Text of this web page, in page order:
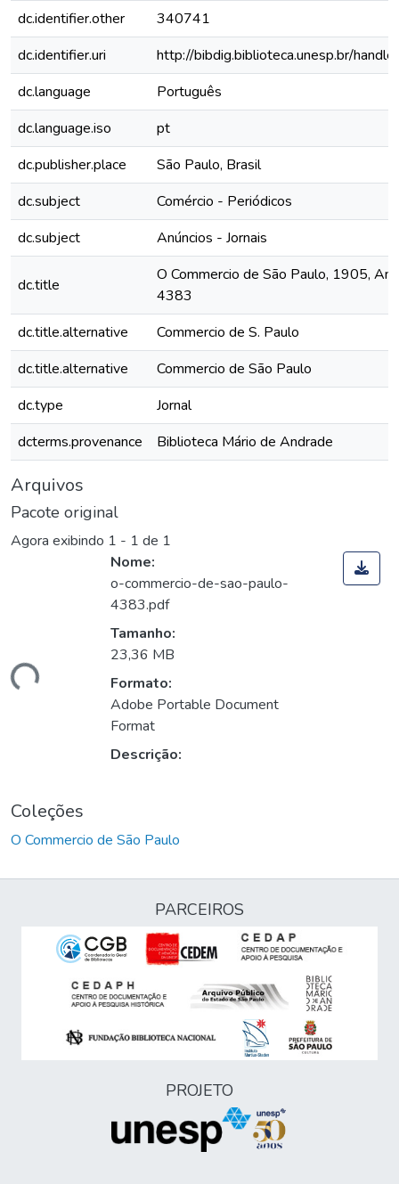
dc.identifier.other
340741
dc.identifier.uri
http://bibdig.biblioteca.unesp.br/
dc.language
Português
dc.language.iso
pt
dc.publisher.place
São Paulo, Brasil
dc.subject
Comércio - Periódicos
dc.subject
Anúncios - Jornais
dc.title
O Commercio de São Paulo, 1905,
4383
dc.title.alternative
Commercio de S. Paulo
dc.title.alternative
Commercio de São Paulo
dc.type
Jornal
dcterms.provenance
Biblioteca Mário de Andrade
Arquivos
Pacote original
Agora exibindo 1 - 1 de 1
Nome:
o-commercio-de-sao-paulo-
4383.pdf
Tamanho:
23,36 MB
Formato:
Adobe Portable Document
Format
Descrição:
Coleções
O Commercio de São Paulo
PARCEIROS
PROJETO